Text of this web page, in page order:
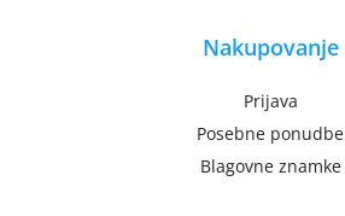
Nakupovanje
Prijava
Posebne ponudbe
Blagovne znamke